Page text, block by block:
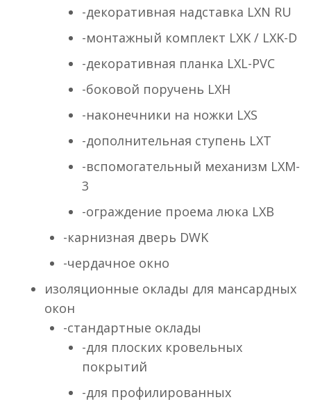
-декоративная надставка LXN RU
-монтажный комплект LXK / LXK-D
-декоративная планка LXL-PVC
-боковой поручень LXH
-наконечники на ножки LXS
-дополнительная ступень LXT
-вспомогательный механизм LXM-
3
-ограждение проема люка LXB
-карнизная дверь DWK
-чердачное окно
изоляционные оклады для мансардных
окон
-стандартные оклады
-для плоских кровельных
покрытий
-для профилированных